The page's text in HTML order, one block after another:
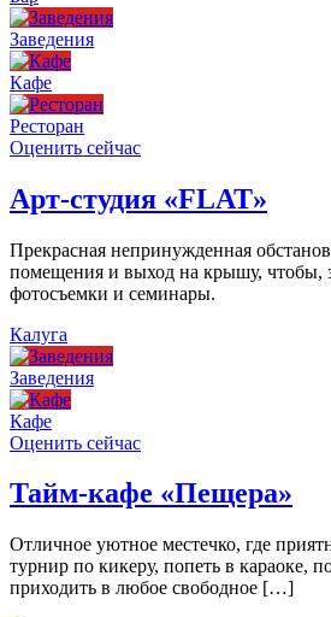
Заведения
Кафе
Ресторан
Оценить сейчас
Арт-студия «FLAT»
Прекрасная непринужденная
помещения и выход на крышу, чтобы,
фотосъемки и семинары.
Калуга
Заведения
Кафе
Оценить сейчас
Тайм-кафе «Пещера»
Отличное уютное местечко, где
турнир по кикеру, попеть в караоке,
приходить в любое свободное […]